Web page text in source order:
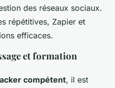
des réseaux sociaux.
répétitives, Zapier et
efficaces.
et formation
compétent, il est